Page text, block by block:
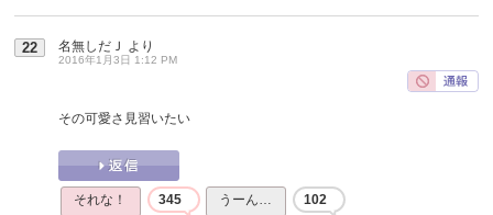
22 名無しだＪ より
2016年1月3日 1:12 PM
その可愛さ見習いたい
それな！ 345 うーん… 102